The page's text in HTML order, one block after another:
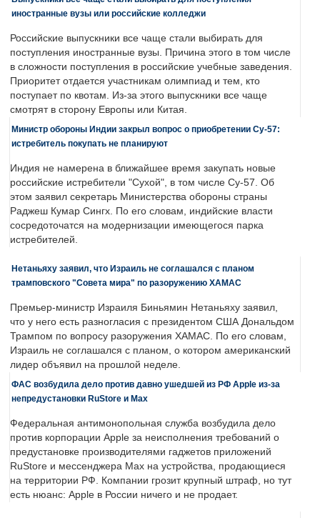
иностранные вузы или российские колледжи
Российские выпускники все чаще стали выбирать для
поступления иностранные вузы. Причина этого в том числе
в сложности поступления в российские учебные заведения.
Приоритет отдается участникам олимпиад и тем, кто
поступает по квотам. Из-за этого выпускники все чаще
смотрят в сторону Европы или Китая.
Министр обороны Индии закрыл вопрос о приобретении Су-57:
истребитель покупать не планируют
Индия не намерена в ближайшее время закупать новые
российские истребители "Сухой", в том числе Су-57. Об
этом заявил секретарь Министерства обороны страны
Раджеш Кумар Сингх. По его словам, индийские власти
сосредоточатся на модернизации имеющегося парка
истребителей.
Нетаньяху заявил, что Израиль не соглашался с планом
трамповского "Совета мира" по разоружению ХАМАС
Премьер-министр Израиля Биньямин Нетаньяху заявил,
что у него есть разногласия с президентом США Дональдом
Трампом по вопросу разоружения ХАМАС. По его словам,
Израиль не соглашался с планом, о котором американский
лидер объявил на прошлой неделе.
ФАС возбудила дело против давно ушедшей из РФ Apple из-за
непредустановки RuStore и Max
Федеральная антимонопольная служба возбудила дело
против корпорации Apple за неисполнения требований о
предустановке производителями гаджетов приложений
RuStore и мессенджера Max на устройства, продающиеся
на территории РФ. Компании грозит крупный штраф, но тут
есть нюанс: Apple в России ничего и не продает.